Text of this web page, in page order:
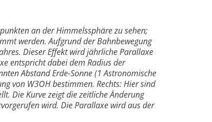
an der Himmelssphäre zu sehen;
werden. Aufgrund der Bahnbewegung
Dieser Effekt wird jährliche Parallaxe
entspricht dabei dem Radius der
Abstand Erde-Sonne (1 Astronomische
von W3OH bestimmen. Rechts: Hier sind
Die Kurve zeigt die zeitliche Änderung
wird. Die Parallaxe wird aus der